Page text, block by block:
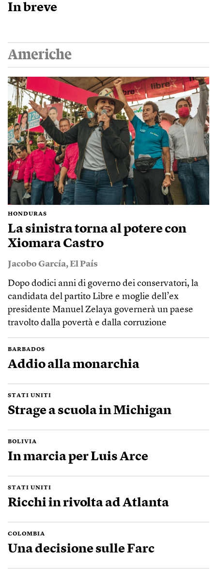
In breve
Americhe
HONDURAS
La sinistra torna al potere con
Xiomara Castro
Jacobo García,El País
Dopo dodici anni di governo dei conservatori, la
candidata del partito Libre e moglie dell’ex
presidente Manuel Zelaya governerà un paese
travolto dalla povertà e dalla corruzione
BARBADOS
Addio alla monarchia
STATI UNITI
Strage a scuola in Michigan
BOLIVIA
In marcia per Luis Arce
STATI UNITI
Ricchi in rivolta ad Atlanta
COLOMBIA
Una decisione sulle Farc